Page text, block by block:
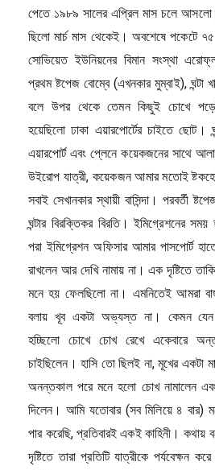
পেতে ১৯৮৯ সালের এপ্রিল মাস চলে
ছিলো মার্চ মাস থেকেই। অবশেষে পকেটে ৭৫
সোভিয়েত ইউনিয়নের বিমান সংস্থা
প্রথম ষ্টপেজ বোম্বে (এখনকার মুম্বাই), ঘন্টা
বলে উপর থেকে তেমন কিছুই চোখে
হয়েছিলো ঢাকা এয়ারপোর্টের চাইতে ছোট।
এয়ারপোর্ট এবং প্লেনে কয়েকজনের সাথে
উইরোপ যাত্রী, কয়েকজন আমার মতোই
সবাই সেখানকার স্থায়ী বাসিন্দা। পরবর্তী
ঘন্টার বিরক্তিকর বিরতি। ইমিগ্রেশনের
পরা ইমিগ্রেশন অফিসার আমার পাসপোর্ট
রাখলেন আর দেখি নামায় না। এক দৃষ্টিতে
মনে হয় ফেলছিলো না। এমনিতেই আমরা
বলায় খূব একটা অভ্যস্ত না। কেমন
হচ্ছিলো চোখে চোখ রেখে একেবারে
চাইছিলেন। হাসি তো ছিলই না, মূখের
অনন্তকাল পরে মনে হলো চোখ নামালেন
দিলেন। আমি যতোবার (সব মিলিয়ে ৪ বার)
পার করেছি, প্রতিবারই একই কাহিনী। কথায়
দৃষ্টিতে তারা প্রতিটি যাত্রীকে পর্যবেক্ষন